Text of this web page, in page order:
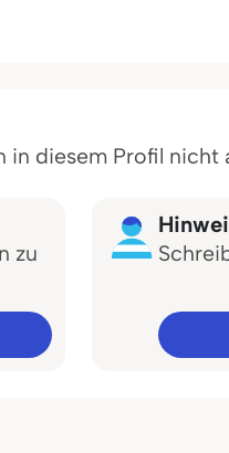
in diesem Profil nicht
zu